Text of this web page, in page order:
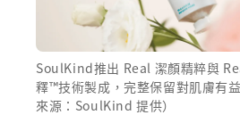
SoulKind推出 Real 潔顏精粹與
釋™技術製成，完整保留對肌膚有
來源：SoulKind 提供）